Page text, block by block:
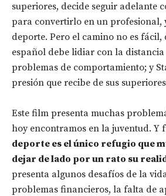
superiores, decide seguir adelante
para convertirlo en un profesional,
deporte. Pero el camino no es fácil,
español debe lidiar con la
problemas de comportamiento; y
presión que recibe de sus
Este film presenta muchas
hoy encontramos en la juventud. Y
deporte es el único refugio que
dejar de lado por un rato su
presenta algunos desafíos de la
problemas financieros, la falta de